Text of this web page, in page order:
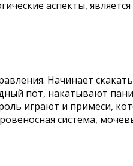
аспекты,
Начинает
пот, накатывают
играют и примеси,
система,